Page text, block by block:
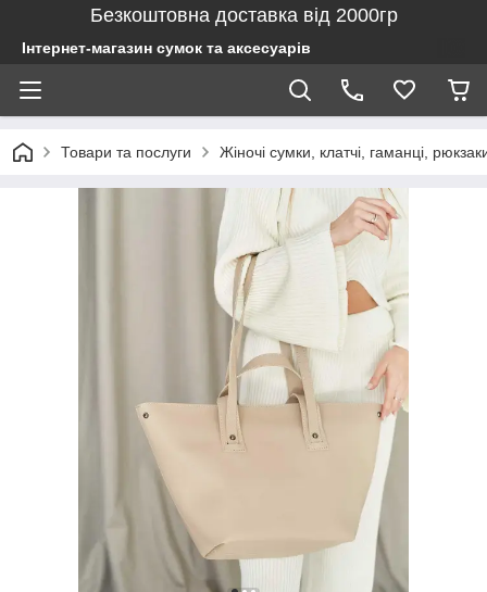
Безкоштовна доставка від 2000гр
Інтернет-магазин сумок та аксесуарів
Товари та послуги Жіночі сумки, клатчі, гаманці,